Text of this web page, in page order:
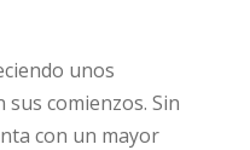
unos
comienzos. Sin
con un mayor